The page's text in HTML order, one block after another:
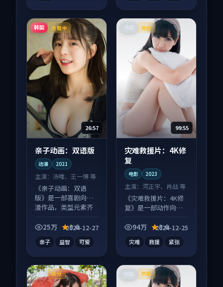
韩国 连载中
26:57
亲子动画：双语版
动漫 2021
主演： 汤唯、王一博 等
《亲子动画：双语
版》是一部喜剧向动
漫作品，类型元素齐
沓。25万 8.6
2024-12-27
亲子 益智 可爱
完结
99:55
灾难救援片：4K修
复
电影 2023
主演： 河正宇、肖战 等
《灾难救援片：4K修
复》是一部动作向电
错过，字幕区常有惊
94万 8.6
2024-12-25
灾难 救援 紧张
法国 高分 热播